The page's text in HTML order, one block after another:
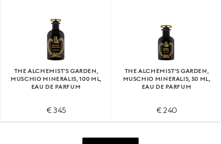
THE ALCHEMIST'S GARDEN,
MUSCHIO MINERALIS, 100 ML,
EAU DE PARFUM
€ 345
THE ALCHEMIST'S GARDEN,
MUSCHIO MINERALIS, 50 ML,
EAU DE PARFUM
€ 240